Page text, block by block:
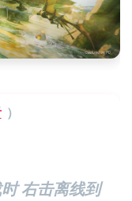
）
右击离线到